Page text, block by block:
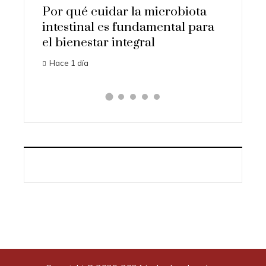
Por qué cuidar la microbiota
intestinal es fundamental para
el bienestar integral
Hace 1 día